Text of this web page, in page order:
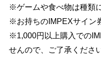
※ゲームや食べ物は種類
※お持ちのIMPEXサイン
※1,000円以上購入での
せんので、ご了承ください